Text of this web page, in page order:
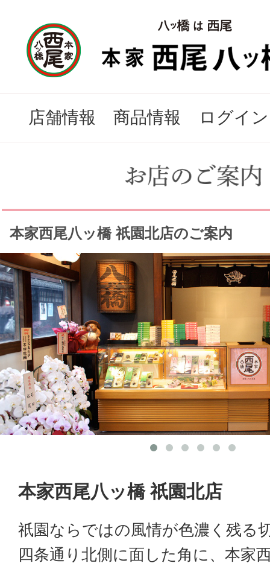
店舗情報 商品情報 ログイン
本家西尾八ッ橋 祇園北店のご案内
本家西尾八ッ橋 祇園北店
祇園ならではの風情が色濃く残る
四条通り北側に面した角に、本家